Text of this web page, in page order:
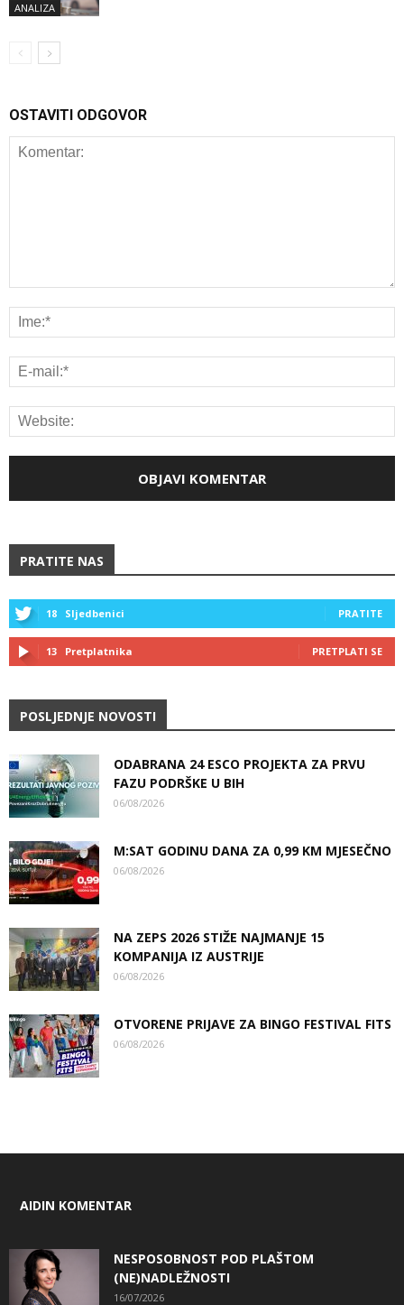
ANALIZA
OSTAVITI ODGOVOR
PRATITE NAS
18 Sljedbenici PRATITE
13 Pretplatnika PRETPLATI SE
POSLJEDNJE NOVOSTI
ODABRANA 24 ESCO PROJEKTA ZA PRVU
FAZU PODRŠKE U BIH
06/08/2026
M:SAT GODINU DANA ZA 0,99 KM MJESEČNO
06/08/2026
NA ZEPS 2026 STIŽE NAJMANJE 15
KOMPANIJA IZ AUSTRIJE
06/08/2026
OTVORENE PRIJAVE ZA BINGO FESTIVAL FITS
06/08/2026
AIDIN KOMENTAR
NESPOSOBNOST POD PLAŠTOM
(NE)NADLEŽNOSTI
16/07/2026